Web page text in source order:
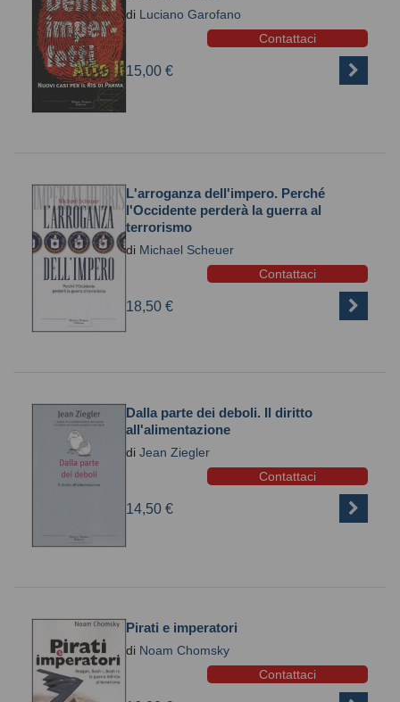
di Luciano Garofano
Contattaci
15,00 €
L'arroganza dell'impero. Perché
l'Occidente perderà la guerra al
terrorismo
di Michael Scheuer
Contattaci
18,50 €
Dalla parte dei deboli. Il diritto
all'alimentazione
di Jean Ziegler
Contattaci
14,50 €
Pirati e imperatori
di Noam Chomsky
Contattaci